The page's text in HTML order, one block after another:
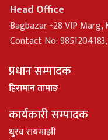
Head Office
Bagbazar -28 VIP Marg,
Contact No:
प्रधान सम्पादक
हिरामान तामाङ
कार्यकारी सम्पादक
धु्रव रायमाझी